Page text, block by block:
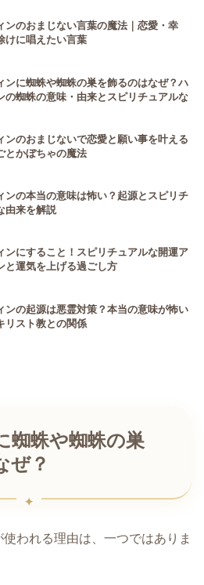
ンのおまじない言葉の魔法｜恋愛・幸
けに唱えたい言葉
ンに蜘蛛や蜘蛛の巣を飾るのはなぜ？ハ
の蜘蛛の意味・由来とスピリチュアルな
ンのおまじないで恋愛と願い事を叶える
とかぼちゃの魔法
ンの本当の意味は怖い？起源とスピリチ
由来を解説
ンにすること！スピリチュアルな開運ア
と運気を上げる過ごし方
ンの起源は悪霊対策？本当の意味が怖い
リスト教との関係
蜘蛛や蜘蛛の巣
ぜ？
われる理由は、一つではありま